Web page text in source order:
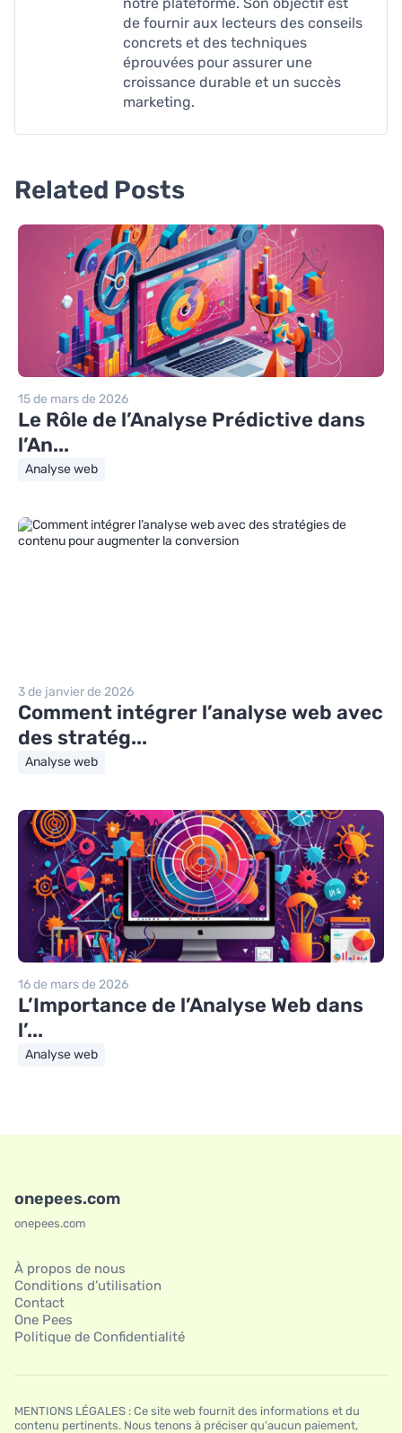
notre plateforme. Son objectif est
de fournir aux lecteurs des conseils
concrets et des techniques
éprouvées pour assurer une
croissance durable et un succès
marketing.
Related Posts
15 de mars de 2026
Le Rôle de l’Analyse Prédictive dans
l’An...
Analyse web
3 de janvier de 2026
Comment intégrer l’analyse web avec
des stratég...
Analyse web
16 de mars de 2026
L’Importance de l’Analyse Web dans
l’...
Analyse web
onepees.com
onepees.com
À propos de nous
Conditions d’utilisation
Contact
One Pees
Politique de Confidentialité
MENTIONS LÉGALES : Ce site web fournit des informations et du
contenu pertinents. Nous tenons à préciser qu'aucun paiement,